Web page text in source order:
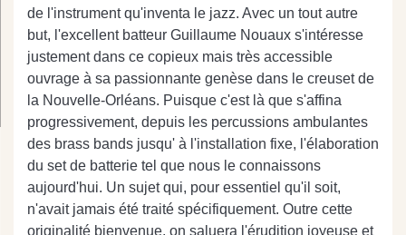
de l'instrument qu'inventa le jazz. Avec un tout autre
but, l'excellent batteur Guillaume Nouaux s'intéresse
justement dans ce copieux mais très accessible
ouvrage à sa passionnante genèse dans le creuset de
la Nouvelle-Orléans. Puisque c'est là que s'affina
progressivement, depuis les percussions ambulantes
des brass bands jusqu' à l'installation fixe, l'élaboration
du set de batterie tel que nous le connaissons
aujourd'hui. Un sujet qui, pour essentiel qu'il soit,
n'avait jamais été traité spécifiquement. Outre cette
originalité bienvenue, on saluera l'érudition joyeuse et